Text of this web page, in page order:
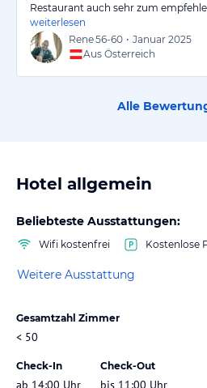
Restaurant auch sehr zum
weiterlesen
Rene56-60 • Januar 2025
Aus Österreich
Alle
Hotel allgemein
Beliebteste Ausstattungen:
Wifi kostenfrei Kostenlose
Weitere Ausstattung
Gesamtzahl Zimmer
< 50
Check-In
ab 14:00 Uhr
Check-Out
bis 11:00 Uhr